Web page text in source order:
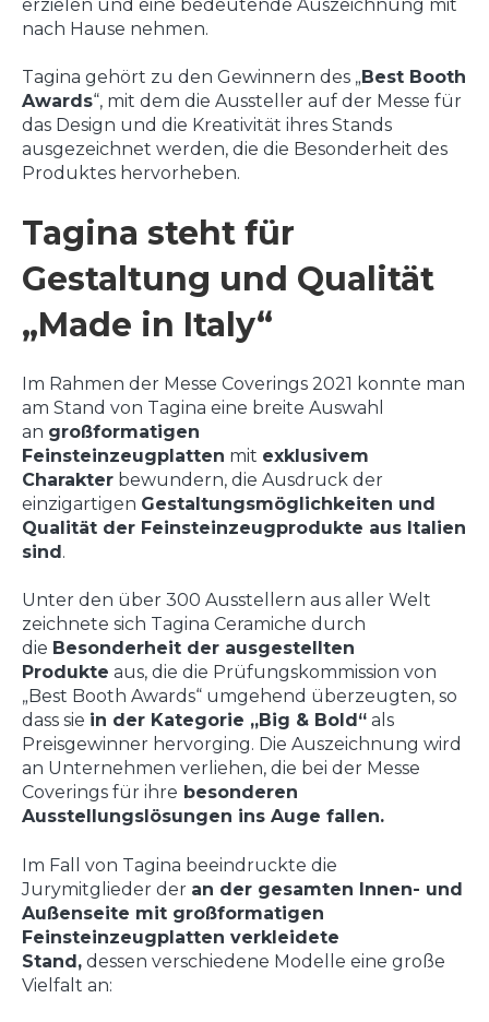
erzielen und eine bedeutende Auszeichnung mit
nach Hause nehmen.
Tagina gehört zu den Gewinnern des „Best Booth
Awards“, mit dem die Aussteller auf der Messe für
das Design und die Kreativität ihres Stands
ausgezeichnet werden, die die Besonderheit des
Produktes hervorheben.
Tagina steht für
Gestaltung und Qualität
„Made in Italy“
Im Rahmen der Messe Coverings 2021 konnte man
am Stand von Tagina eine breite Auswahl
an großformatigen
Feinsteinzeugplatten mit exklusivem
Charakter bewundern, die Ausdruck der
einzigartigen Gestaltungsmöglichkeiten und
Qualität der Feinsteinzeugprodukte aus Italien
sind.
Unter den über 300 Ausstellern aus aller Welt
zeichnete sich Tagina Ceramiche durch
die Besonderheit der ausgestellten
Produkte aus, die die Prüfungskommission von
„Best Booth Awards“ umgehend überzeugten, so
dass sie in der Kategorie „Big & Bold“ als
Preisgewinner hervorging. Die Auszeichnung wird
an Unternehmen verliehen, die bei der Messe
Coverings für ihre besonderen
Ausstellungslösungen ins Auge fallen.
Im Fall von Tagina beeindruckte die
Jurymitglieder der an der gesamten Innen- und
Außenseite mit großformatigen
Feinsteinzeugplatten verkleidete
Stand, dessen verschiedene Modelle eine große
Vielfalt an: